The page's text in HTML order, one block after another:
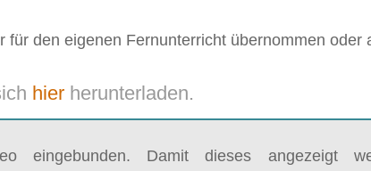
für den eigenen Fernunterricht übernommen oder
hier herunterladen.
eingebunden. Damit dieses angezeigt